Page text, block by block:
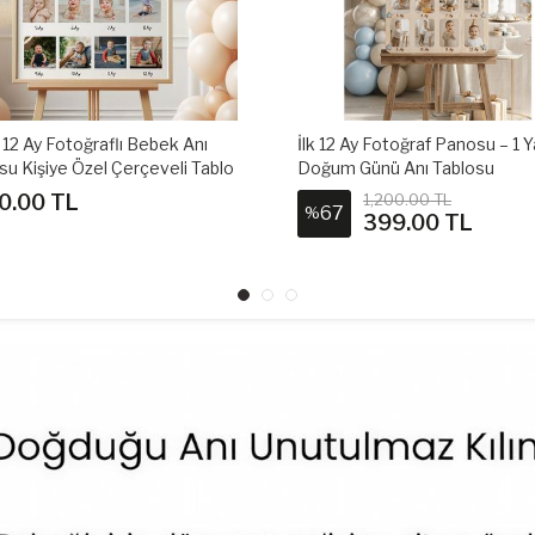
Fotoğraf Panosu – 1 Yaş
Günü Anı Tablosu
1,200.00 TL
Masaüstü Sunum Standı -
Günü Panoları Ayağı - 20 Cm
%38
400.00 TL
250.00 TL